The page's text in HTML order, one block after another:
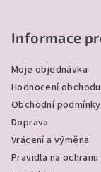
Informace
Moje objednávka
Hodnocení obchodu
Obchodní podmínky
Doprava
Vrácení a výměna
Pravidla na